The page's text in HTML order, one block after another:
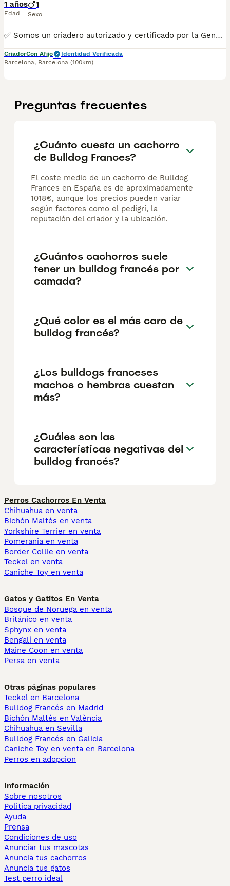
1 años
Edad
1
Sexo
✅ Somos un criadero autorizado y certificado por la Generalitat de Catalunya. PARA MÁS INFORMACIÓN: ☎️ 933095977 📱 685878504 / 674320847 💻 www.aquanatura.es 🚙 Hacemos envíos 📌 Calle Roger de Flor 45, muy cerca del Arc de Triomf de Barcelona, de Lunes a Sábados, desde las 10h hasta las 20:00h. Se entregan con la mayoría de sus vacunas, desparasitados interna y externamente, con microchip y su registro, cartilla sanitaria y contrato de garantías, bajo la supervisión de nuestro equipo veterinario.
CriadorCon Afijo
Identidad Verificada
Barcelona, Barcelona (100km)
Preguntas frecuentes
¿Cuánto cuesta un cachorro
de Bulldog Frances?
El coste medio de un cachorro de Bulldog
Frances en España es de aproximadamente
1018€, aunque los precios pueden variar
según factores como el pedigrí, la
reputación del criador y la ubicación.
¿Cuántos cachorros suele
tener un bulldog francés por
camada?
¿Qué color es el más caro de
bulldog francés?
¿Los bulldogs franceses
machos o hembras cuestan
más?
¿Cuáles son las
características negativas del
bulldog francés?
Perros Cachorros En Venta
Chihuahua en venta
Bichón Maltés en venta
Yorkshire Terrier en venta
Pomerania en venta
Border Collie en venta
Teckel en venta
Caniche Toy en venta
Gatos y Gatitos En Venta
Bosque de Noruega en venta
Británico en venta
Sphynx en venta
Bengalí en venta
Maine Coon en venta
Persa en venta
Otras páginas populares
Teckel en Barcelona
Bulldog Francés en Madrid
Bichón Maltés en València
Chihuahua en Sevilla
Bulldog Francés en Galicia
Caniche Toy en venta en Barcelona
Perros en adopcion
Información
Sobre nosotros
Politica privacidad
Ayuda
Prensa
Condiciones de uso
Anunciar tus mascotas
Anuncia tus cachorros
Anuncia tus gatos
Test perro ideal